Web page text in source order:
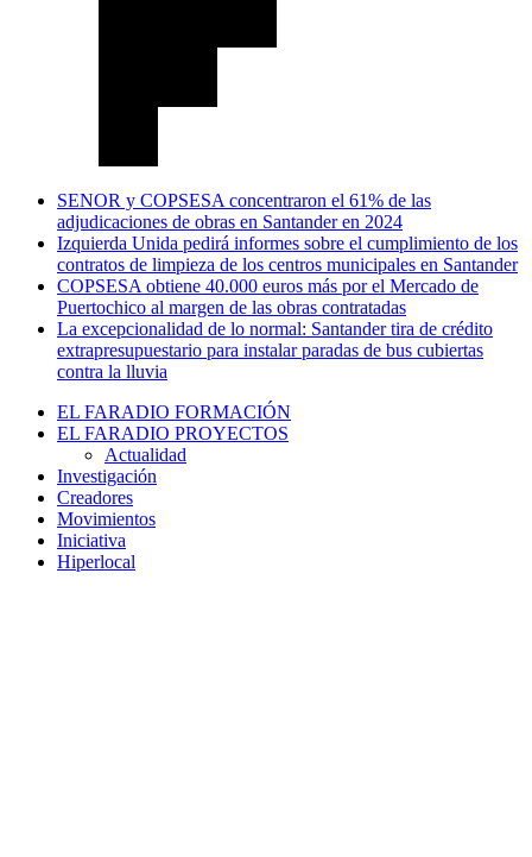
SENOR y COPSESA concentraron el 61% de las
adjudicaciones de obras en Santander en 2024
Izquierda Unida pedirá informes sobre el cumplimiento de los
contratos de limpieza de los centros municipales en Santander
COPSESA obtiene 40.000 euros más por el Mercado de
Puertochico al margen de las obras contratadas
La excepcionalidad de lo normal: Santander tira de crédito
extrapresupuestario para instalar paradas de bus cubiertas
contra la lluvia
EL FARADIO FORMACIÓN
EL FARADIO PROYECTOS
Actualidad
Investigación
Creadores
Movimientos
Iniciativa
Hiperlocal